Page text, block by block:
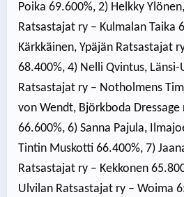
Poika 69.600%, 2) Helkky
Ratsastajat ry – Kulmalan Taika
Kärkkäinen, Ypäjän Ratsastajat
68.400%, 4) Nelli Qvintus,
Ratsastajat ry – Notholmens
von Wendt, Björkboda
66.600%, 6) Sanna Pajula,
Tintin Muskotti 66.400%, 7)
Ratsastajat ry – Kekkonen
Ulvilan Ratsastajat ry – Woima